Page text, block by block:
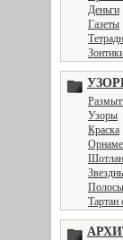
Деньги
Газеты
Узоры
Краска
Тартан